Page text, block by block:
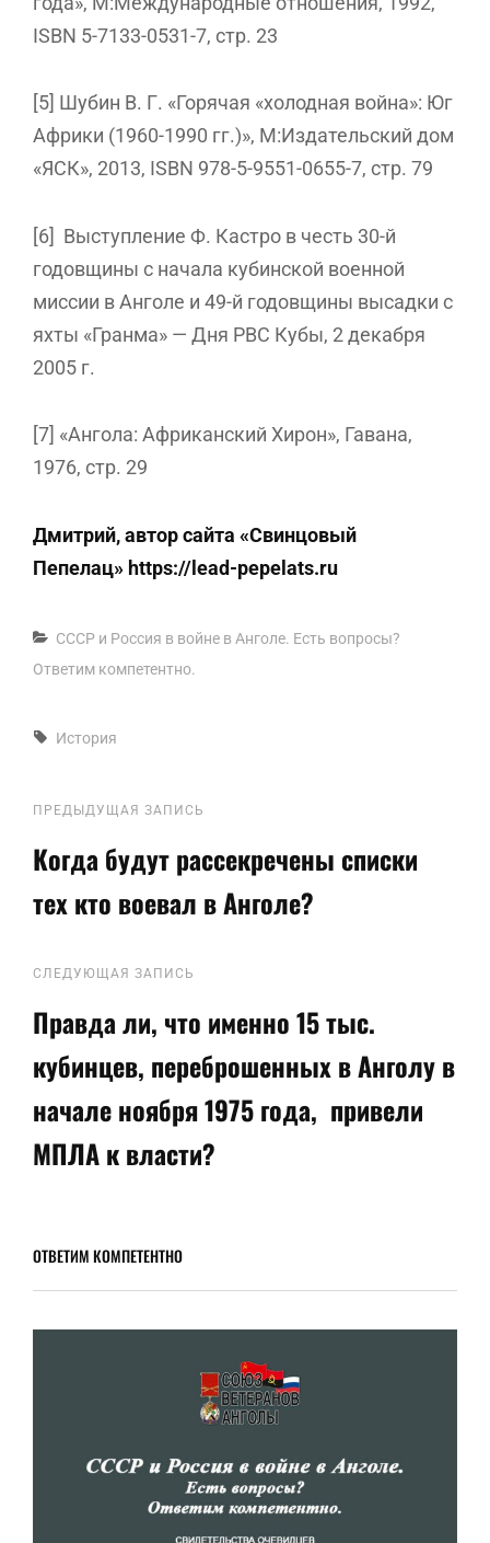
ISBN 5-7133-0531-7, стр. 23
[5] Шубин В. Г. «Горячая «холодная война»: Юг
Африки (1960-1990 гг.)», М:Издательский дом
«ЯСК», 2013, ISBN 978-5-9551-0655-7, стр. 79
[6] Выступление Ф. Кастро в честь 30-й
годовщины с начала кубинской военной
миссии в Анголе и 49-й годовщины высадки с
яхты «Гранма» — Дня РВС Кубы, 2 декабря
2005 г.
[7] «Ангола: Африканский Хирон», Гавана,
1976, стр. 29
Дмитрий, автор сайта «Свинцовый
Пепелац» https://lead-pepelats.ru
Рубрики
СССР и Россия в войне в Анголе. Есть вопросы?
Ответим компетентно.
Метки,
История
Навигация
по
записям
Предыдущая
запись
ПРЕДЫДУЩАЯ ЗАПИСЬ
Когда будут рассекречены списки
тех кто воевал в Анголе?
Следующая
запись
СЛЕДУЮЩАЯ ЗАПИСЬ
Правда ли, что именно 15 тыс.
кубинцев, переброшенных в Анголу в
начале ноября 1975 года, привели
МПЛА к власти?
ОТВЕТИМ КОМПЕТЕНТНО